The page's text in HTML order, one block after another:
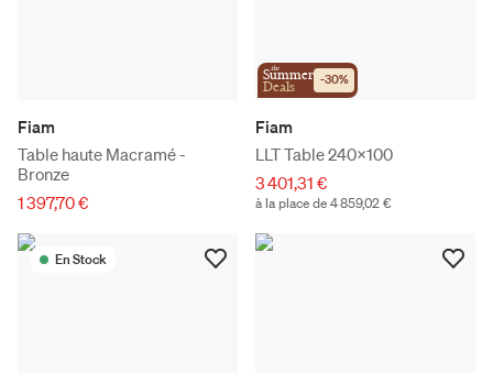
Fiam
Table haute Macramé -
Bronze
1 397,70 €
the
Summer
Deals -30%
Fiam
LLT Table 240x100
3 401,31 €
à la place de 4 859,02 €
En Stock